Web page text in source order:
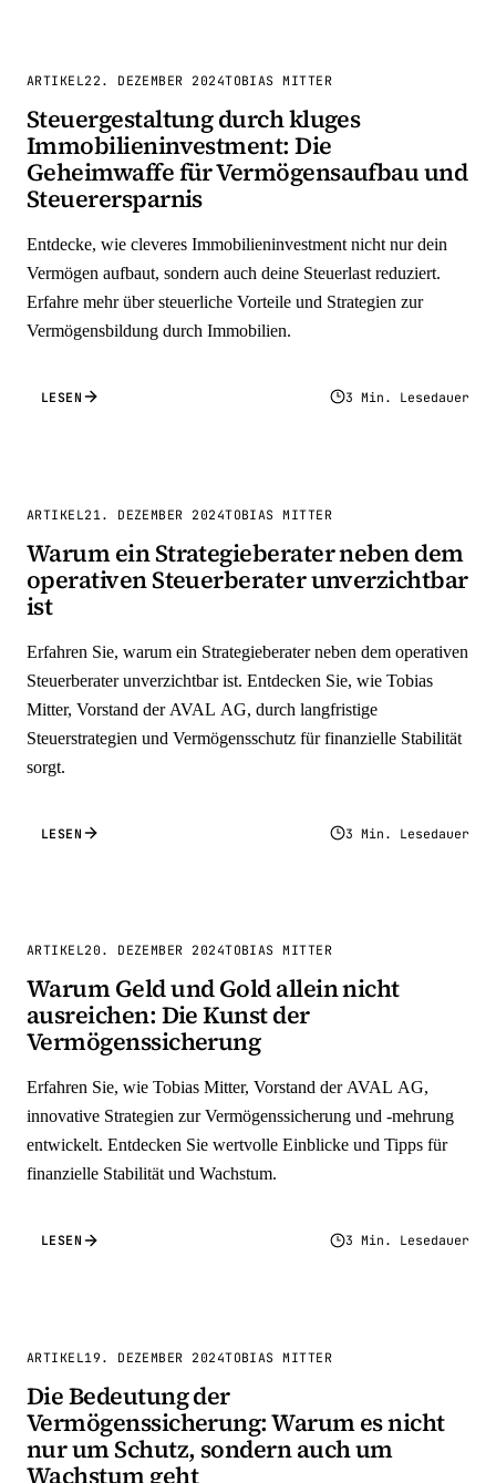
ARTIKEL 22. DEZEMBER 2024TOBIAS MITTER
Steuergestaltung durch kluges
Immobilieninvestment: Die
Geheimwaffe für Vermögensaufbau und
Steuerersparnis
Entdecke, wie cleveres Immobilieninvestment nicht nur dein
Vermögen aufbaut, sondern auch deine Steuerlast reduziert.
Erfahre mehr über steuerliche Vorteile und Strategien zur
Vermögensbildung durch Immobilien.
LESEN 3 Min. Lesedauer
ARTIKEL 21. DEZEMBER 2024TOBIAS MITTER
Warum ein Strategieberater neben dem
operativen Steuerberater unverzichtbar
ist
Erfahren Sie, warum ein Strategieberater neben dem operativen
Steuerberater unverzichtbar ist. Entdecken Sie, wie Tobias
Mitter, Vorstand der AVAL AG, durch langfristige
Steuerstrategien und Vermögensschutz für finanzielle Stabilität
sorgt.
LESEN 3 Min. Lesedauer
ARTIKEL20. DEZEMBER 2024TOBIAS MITTER
Warum Geld und Gold allein nicht
ausreichen: Die Kunst der
Vermögenssicherung
Erfahren Sie, wie Tobias Mitter, Vorstand der AVAL AG,
innovative Strategien zur Vermögenssicherung und -mehrung
entwickelt. Entdecken Sie wertvolle Einblicke und Tipps für
finanzielle Stabilität und Wachstum.
LESEN 3 Min. Lesedauer
ARTIKEL19. DEZEMBER 2024TOBIAS MITTER
Die Bedeutung der
Vermögenssicherung: Warum es nicht
nur um Schutz, sondern auch um
Wachstum geht